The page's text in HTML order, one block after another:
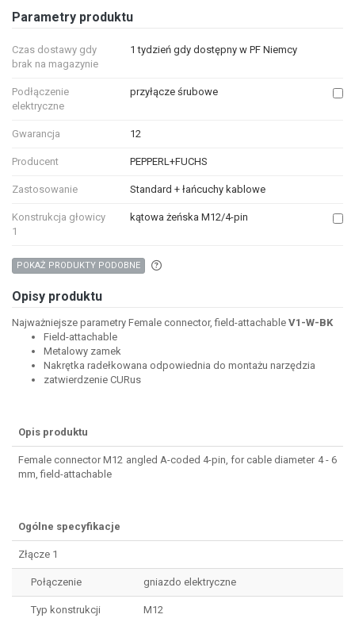
Parametry produktu
Czas dostawy gdy
brak na magazynie
1 tydzień gdy dostępny w PF Niemcy
Podłączenie
elektryczne
przyłącze śrubowe
Gwarancja 12
Producent PEPPERL+FUCHS
Zastosowanie Standard + łańcuchy kablowe
Konstrukcja głowicy
1
kątowa żeńska M12/4-pin
POKAŻ PRODUKTY PODOBNE
Opisy produktu
Najważniejsze parametry Female connector, field-attachable V1-W-BK
Field-attachable
Metalowy zamek
Nakrętka radełkowana odpowiednia do montażu narzędzia
zatwierdzenie CURus
Opis produktu
Female connector M12 angled A-coded 4-pin, for cable diameter 4 - 6
mm, field-attachable
Ogólne specyfikacje
Złącze 1
Połączenie gniazdo elektryczne
Typ konstrukcji M12